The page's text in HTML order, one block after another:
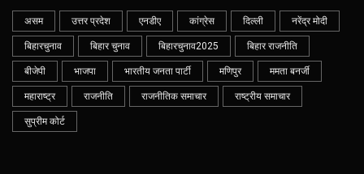
असम उत्तर प्रदेश एनडीए कांग्रेस दिल्ली नरेंद्र मोदी
बिहारचुनाव बिहार चुनाव बिहारचुनाव2025 बिहार राजनीति
बीजेपी भाजपा भारतीय जनता पार्टी मणिपुर ममता बनर्जी
महाराष्ट्र राजनीति राजनीतिक समाचार राष्ट्रीय समाचार
सुप्रीम कोर्ट